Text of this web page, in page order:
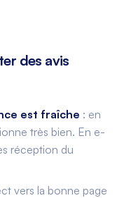
des avis
est fraîche : en
très bien. En e-
réception du
vers la bonne page